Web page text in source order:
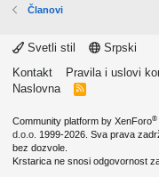
Članovi
Svetli stil
Srpski
Kontakt
Pravila i uslovi
Naslovna
R
Community platform by XenForo®
d.o.o. 1999-2026. Sva prava
bez dozvole.
Krstarica ne snosi odgovornost